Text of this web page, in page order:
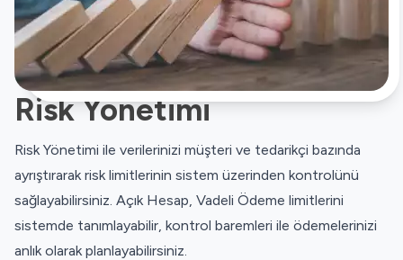
Risk Yönetimi
Risk Yönetimi ile verilerinizi müşteri ve tedarikçi bazında
ayrıştırarak risk limitlerinin sistem üzerinden kontrolünü
sağlayabilirsiniz. Açık Hesap, Vadeli Ödeme limitlerini
sistemde tanımlayabilir, kontrol baremleri ile ödemelerinizi
anlık olarak planlayabilirsiniz.